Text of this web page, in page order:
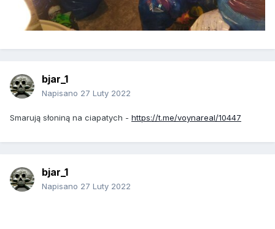
bjar_1
Napisano 27 Luty 2022
Smarują słoniną na ciapatych - https://t.me/voynareal/10447
bjar_1
Napisano 27 Luty 2022